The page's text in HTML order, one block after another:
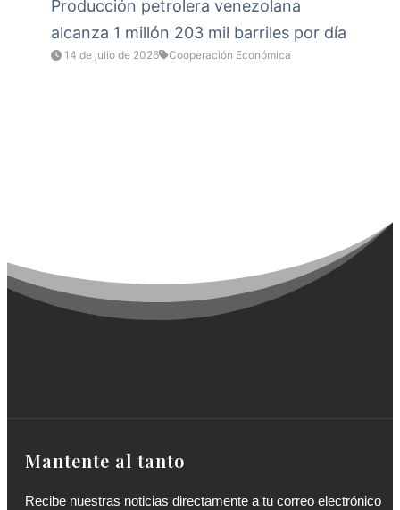
Producción petrolera venezolana
alcanza 1 millón 203 mil barriles por día
14 de julio de 2026 Cooperación Económica
Mantente al tanto
Recibe nuestras noticias directamente a tu correo electrónico